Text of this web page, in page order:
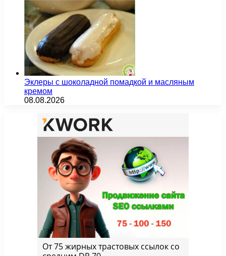
Эклеры с шоколадной помадкой и масляным
кремом
08.08.2026